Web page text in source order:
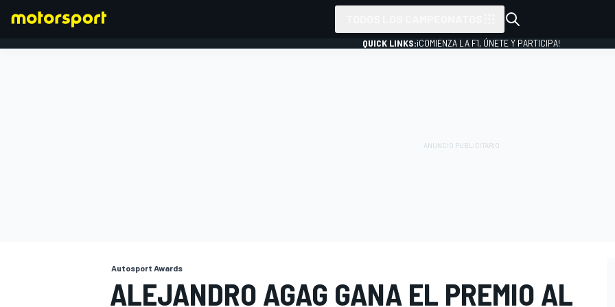
QUICK LINKS:¡COMIENZA LA F1, ÚNETE Y PARTICIPA!
Autosport Awards
ALEJANDRO AGAG GANA EL PREMIO AL